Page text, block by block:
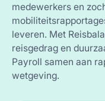
medewerkers en
leveren. Met
reisgedrag en
Payroll samen aan
wetgeving.